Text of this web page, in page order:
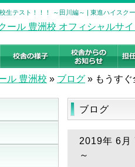
生テスト！！！ ～田川編～ | 東進ハイスク
ル 豊洲校 » ブログ » もうす
ブログ
2019年 6
～